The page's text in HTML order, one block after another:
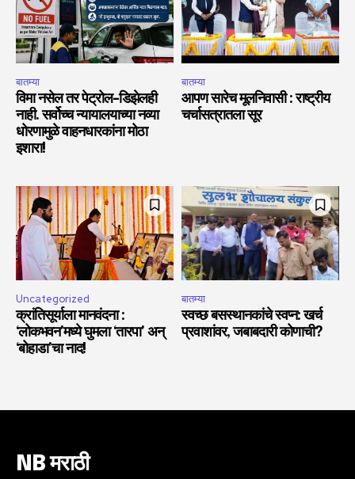
बातम्या
विमा नसेल तर पेट्रोल-डिझेलही
नाही. सर्वोच्च न्यायालयाच्या नव्या
धोरणामुळे वाहनधारकांना मोठा
इशारा!
बातम्या
आपण सारेच मूलनिवासी : राष्ट्रीय
चर्चासत्रातला सूर
Uncategorized
क्रांतिसूर्याला मानवंदना :
‘लोकभवन’मध्ये घुमला ‘तारपा’ अन्
‘बोहाडा’चा नाद!
बातम्या
स्वच्छ बसस्थानकांचे स्वप्न: खर्च
प्रवाशांवर, जबाबदारी कोणाची?
NB मराठी